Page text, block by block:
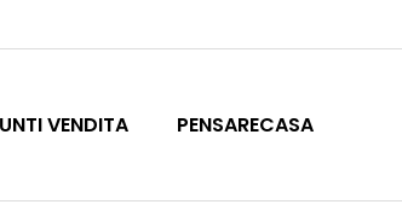
VENDITA PENSARECASA